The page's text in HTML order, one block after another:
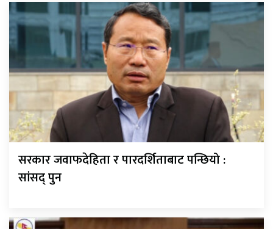
सरकार जवाफदेहिता र पारदर्शिताबाट पन्छियो :
सांसद् पुन